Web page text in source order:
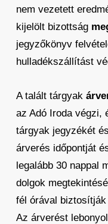
nem vezetett
kijelölt bizottság
jegyzőkönyv
hulladékszállítást
A talált tárgyak
az Adó Iroda végzi,
tárgyak jegyzékét
árverés időpontját
legalább 30 nappal
dolgok
fél órával
Az árverést